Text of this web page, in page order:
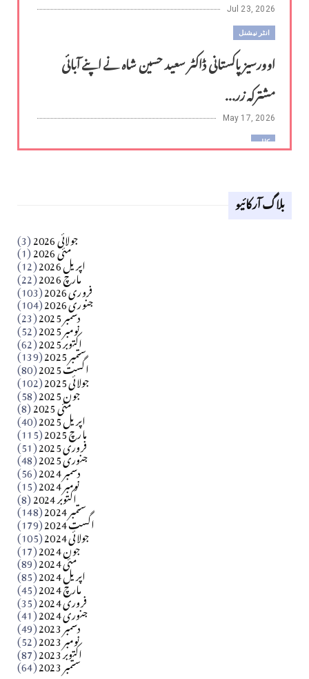
Jul 23, 2026
انٹر نیشنل
اوورسیز پاکستانی ڈاکٹر سعید حسین شاہ نے اپنے آبائی
مشترکہ زر...
May 17, 2026
کالم
Apr 18, 2026
آزاد کشمیر جیسے احتجاج کی ضرورت ہے؟ از،،، ظہیرالدین
بلاگ آرکائیو
جولائی 2026 (3) مئی 2026 (1) اپریل 2026 (12) مارچ 2026 (22) فروری 2026 (103) جنوری 2026 (104) دسمبر 2025 (23) نومبر 2025 (52) اکتوبر 2025 (62) ستمبر 2025 (139) اگست 2025 (80) جولائی 2025 (102) جون 2025 (58) مئی 2025 (8) اپریل 2025 (40) مارچ 2025 (115) فروری 2025 (51) جنوری 2025 (48) دسمبر 2024 (56) نومبر 2024 (15) اکتوبر 2024 (8) ستمبر 2024 (148) اگست 2024 (179) جولائی 2024 (105) جون 2024 (17) مئی 2024 (89) اپریل 2024 (85) مارچ 2024 (45) فروری 2024 (35) جنوری 2024 (41) دسمبر 2023 (49) نومبر 2023 (52) اکتوبر 2023 (87) ستمبر 2023 (64)